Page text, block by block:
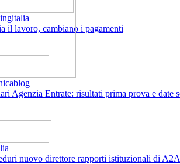
il lavoro, cambiano i pagamenti
Agenzia Entrate: risultati prima prova e date
nuovo direttore rapporti istituzionali di A2A